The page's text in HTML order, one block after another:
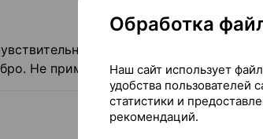
к какому-либо
Не применять у детей до 2 лет.
Обработка
Наш сайт использует
удобства пользователей
статистики и
рекомендаций.